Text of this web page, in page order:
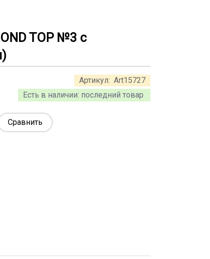
TOP №3 с
Артикул: Art15727
Есть в наличии: последний товар
Сравнить